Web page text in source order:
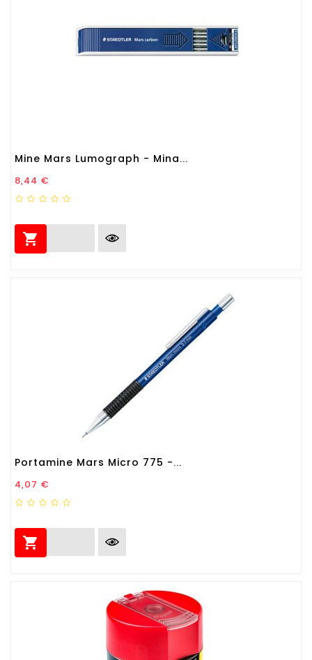
Mine Mars Lumograph - Mina...
Prezzo
8,44 €

Portamine Mars Micro 775 -...
Prezzo
4,07 €
